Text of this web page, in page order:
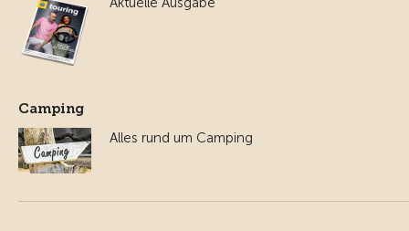
Camping
Alles rund um Camping